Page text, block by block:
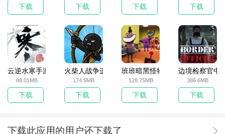
下载 下载 下载 下载
云逆水寒手游
88.01MB
下载
火柴人战争遗产无敌版
174.5MB
下载
班班暗黑怪物生存挑战5
128.75MB
下载
边境检察官中
386.6MB
下载
下载此应用的用户还下载了